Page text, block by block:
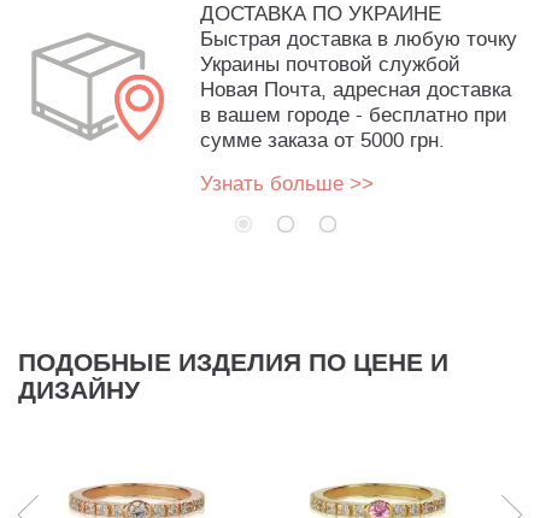
ДОСТАВКА ПО УКРАИНЕ
Быстрая доставка в любую точку
Украины почтовой службой
Новая Почта, адресная доставка
в вашем городе - бесплатно при
сумме заказа от 5000 грн.
Узнать больше >>
ПОДОБНЫЕ ИЗДЕЛИЯ ПО ЦЕНЕ И
ДИЗАЙНУ